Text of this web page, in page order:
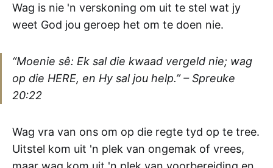
Wag is nie 'n verskoning om uit te stel wat jy
weet God jou geroep het om te doen nie.
“Moenie sê: Ek sal die kwaad vergeld nie; wag
op die HERE, en Hy sal jou help.”– Spreuke
20:22
Wag vra van ons om op die regte tyd op te tree.
Uitstel kom uit 'n plek van ongemak of vrees,